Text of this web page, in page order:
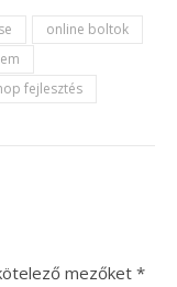
online boltok
fejlesztés
mezőket *